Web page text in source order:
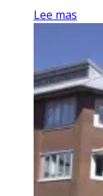
Lee mas